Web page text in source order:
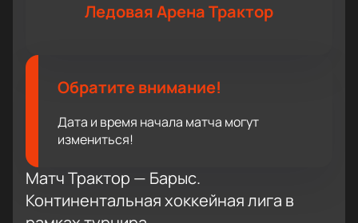
Ледовая Арена Трактор
Обратите внимание!
Дата и время начала матча могут
измениться!
Матч Трактор — Барыс.
Континентальная хоккейная лига в